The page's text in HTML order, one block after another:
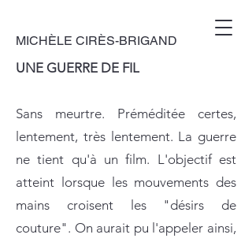
MICHÈLE CIRÈS-BRIGAND
UNE GUERRE DE FIL
Sans meurtre. Préméditée certes,
lentement, très lentement. La guerre
ne tient qu'à un film. L'objectif est
atteint lorsque les mouvements des
mains croisent les "désirs de
couture". On aurait pu l'appeler ainsi,